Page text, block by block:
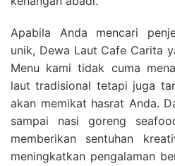
Apabila Anda mencari
unik, Dewa Laut Cafe Carita
Menu kami tidak cuma
laut tradisional tetapi juga
akan memikat hasrat Anda.
sampai nasi goreng
memberikan sentuhan
meningkatkan pengalaman